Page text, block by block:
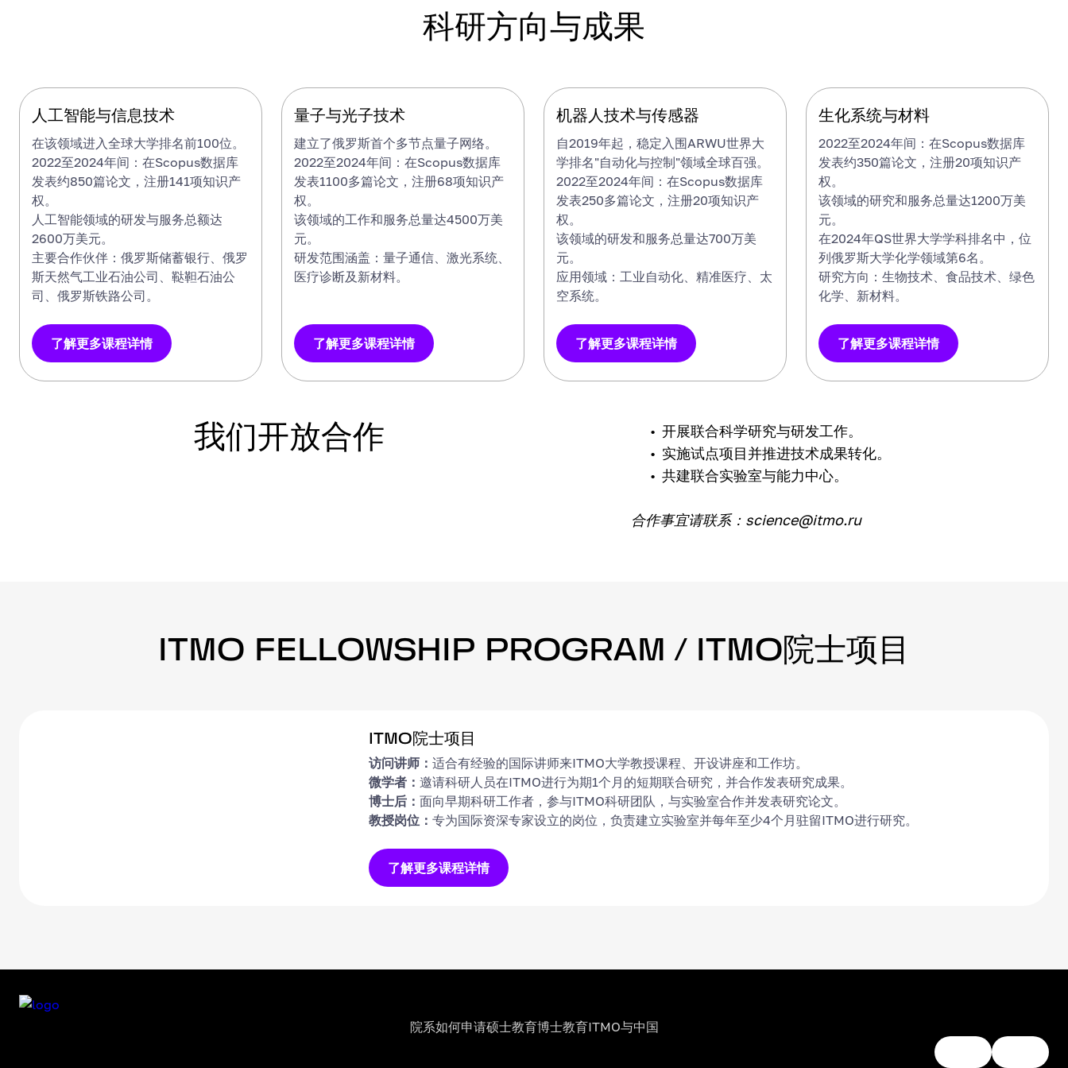
科研方向与成果
人工智能与信息技术
人工智能与信息技术
在该领域进入全球大学排名前100位。
2022至2024年间：在Scopus数据库
发表约850篇论文，注册141项知识产
权。
人工智能领域的研发与服务总额达
2600万美元。
主要合作伙伴：俄罗斯储蓄银行、俄罗
斯天然气工业石油公司、鞑靼石油公
司、俄罗斯铁路公司。
了解更多课程详情
量子与光子技术
量子与光子技术
建立了俄罗斯首个多节点量子网络。
2022至2024年间：在Scopus数据库
发表1100多篇论文，注册68项知识产
权。
该领域的工作和服务总量达4500万美
元。
研发范围涵盖：量子通信、激光系统、
医疗诊断及新材料。
了解更多课程详情
机器人技术与传感器
机器人技术与传感器
自2019年起，稳定入围ARWU世界大
学排名"自动化与控制"领域全球百强。
2022至2024年间：在Scopus数据库
发表250多篇论文，注册20项知识产
权。
该领域的研发和服务总量达700万美
元。
应用领域：工业自动化、精准医疗、太
空系统。
了解更多课程详情
生化系统与材料
生化系统与材料
2022至2024年间：在Scopus数据库
发表约350篇论文，注册20项知识产
权。
该领域的研究和服务总量达1200万美
元。
在2024年QS世界大学学科排名中，位
列俄罗斯大学化学领域第6名。
研究方向：生物技术、食品技术、绿色
化学、新材料。
了解更多课程详情
我们开放合作
我们开放合作
开展联合科学研究与研发工作。
实施试点项目并推进技术成果转化。
共建联合实验室与能力中心。
合作事宜请联系：science@itmo.ru
ITMO FELLOWSHIP PROGRAM / ITMO院士项目
ITMO FELLOWSHIP PROGRAM / ITMO院士项目
ITMO院士项目
ITMO院士项目
访问讲师： 适合有经验的国际讲师来ITMO大学教授课程、开设讲座和工作坊。
微学者： 邀请科研人员在ITMO进行为期1个月的短期联合研究，并合作发表研究成果。
博士后： 面向早期科研工作者，参与ITMO科研团队，与实验室合作并发表研究论文。
教授岗位： 专为国际资深专家设立的岗位，负责建立实验室并每年至少4个月驻留ITMO进行研究。
了解更多课程详情
院系如何申请硕士教育博士教育ITMO与中国